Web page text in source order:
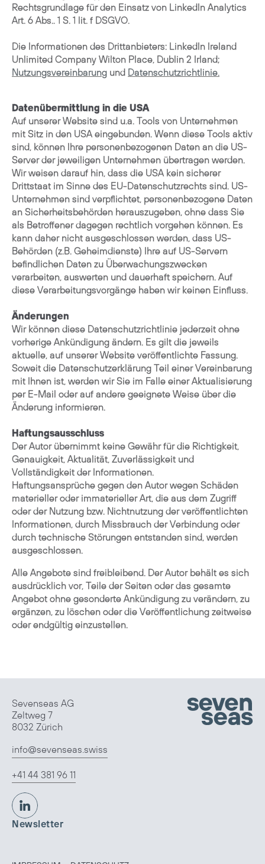
Rechtsgrundlage für den Einsatz von LinkedIn Analytics
Art. 6 Abs.. 1 S. 1 lit. f DSGVO.
Die Informationen des Drittanbieters: LinkedIn Ireland
Unlimited Company Wilton Place, Dublin 2 Irland;
Nutzungsvereinbarung und Datenschutzrichtlinie.
Datenübermittlung in die USA
Auf unserer Website sind u.a. Tools von Unternehmen
mit Sitz in den USA eingebunden. Wenn diese Tools aktiv
sind, können Ihre personenbezogenen Daten an die US-
Server der jeweiligen Unternehmen übertragen werden.
Wir weisen darauf hin, dass die USA kein sicherer
Drittstaat im Sinne des EU-Datenschutzrechts sind. US-
Unternehmen sind verpflichtet, personenbezogene Daten
an Sicherheitsbehörden herauszugeben, ohne dass Sie
als Betroffener dagegen rechtlich vorgehen können. Es
kann daher nicht ausgeschlossen werden, dass US-
Behörden (z.B. Geheimdienste) Ihre auf US-Servern
befindlichen Daten zu Überwachungszwecken
verarbeiten, auswerten und dauerhaft speichern. Auf
diese Verarbeitungsvorgänge haben wir keinen Einfluss.
Änderungen
Wir können diese Datenschutzrichtlinie jederzeit ohne
vorherige Ankündigung ändern. Es gilt die jeweils
aktuelle, auf unserer Website veröffentlichte Fassung.
Soweit die Datenschutzerklärung Teil einer Vereinbarung
mit Ihnen ist, werden wir Sie im Falle einer Aktualisierung
per E-Mail oder auf andere geeignete Weise über die
Änderung informieren.
Haftungsausschluss
Der Autor übernimmt keine Gewähr für die Richtigkeit,
Genauigkeit, Aktualität, Zuverlässigkeit und
Vollständigkeit der Informationen.
Haftungsansprüche gegen den Autor wegen Schäden
materieller oder immaterieller Art, die aus dem Zugriff
oder der Nutzung bzw. Nichtnutzung der veröffentlichten
Informationen, durch Missbrauch der Verbindung oder
durch technische Störungen entstanden sind, werden
ausgeschlossen.
Alle Angebote sind freibleibend. Der Autor behält es sich
ausdrücklich vor, Teile der Seiten oder das gesamte
Angebot ohne gesonderte Ankündigung zu verändern, zu
ergänzen, zu löschen oder die Veröffentlichung zeitweise
oder endgültig einzustellen.
Sevenseas AG
Zeltweg 7
8032 Zürich
info@sevenseas.swiss
+41 44 381 96 11
Newsletter